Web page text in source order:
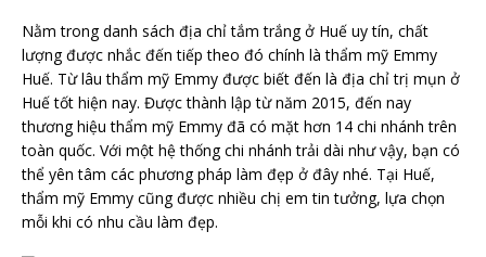
Nằm trong danh sách địa chỉ tắm trắng ở Huế uy tín, chất
lượng được nhắc đến tiếp theo đó chính là thẩm mỹ Emmy
Huế. Từ lâu thẩm mỹ Emmy được biết đến là địa chỉ trị mụn ở
Huế tốt hiện nay. Được thành lập từ năm 2015, đến nay
thương hiệu thẩm mỹ Emmy đã có mặt hơn 14 chi nhánh trên
toàn quốc. Với một hệ thống chi nhánh trải dài như vậy, bạn có
thể yên tâm các phương pháp làm đẹp ở đây nhé. Tại Huế,
thẩm mỹ Emmy cũng được nhiều chị em tin tưởng, lựa chọn
mỗi khi có nhu cầu làm đẹp.